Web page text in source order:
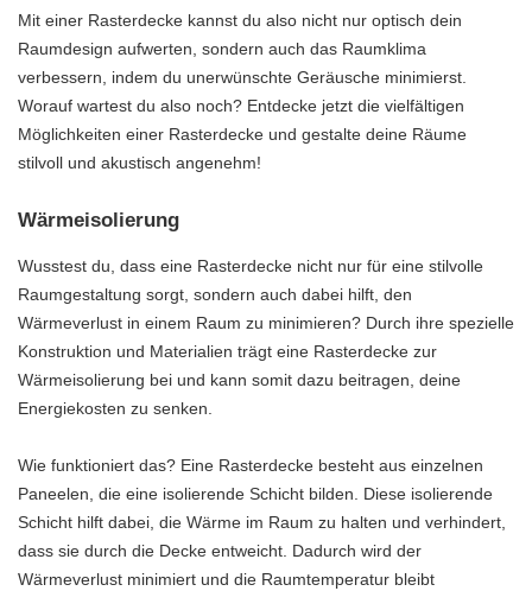
Mit einer Rasterdecke kannst du also nicht nur optisch dein
Raumdesign aufwerten, sondern auch das Raumklima
verbessern, indem du unerwünschte Geräusche minimierst.
Worauf wartest du also noch? Entdecke jetzt die vielfältigen
Möglichkeiten einer Rasterdecke und gestalte deine Räume
stilvoll und akustisch angenehm!
Wärmeisolierung
Wusstest du, dass eine Rasterdecke nicht nur für eine stilvolle
Raumgestaltung sorgt, sondern auch dabei hilft, den
Wärmeverlust in einem Raum zu minimieren? Durch ihre spezielle
Konstruktion und Materialien trägt eine Rasterdecke zur
Wärmeisolierung bei und kann somit dazu beitragen, deine
Energiekosten zu senken.
Wie funktioniert das? Eine Rasterdecke besteht aus einzelnen
Paneelen, die eine isolierende Schicht bilden. Diese isolierende
Schicht hilft dabei, die Wärme im Raum zu halten und verhindert,
dass sie durch die Decke entweicht. Dadurch wird der
Wärmeverlust minimiert und die Raumtemperatur bleibt